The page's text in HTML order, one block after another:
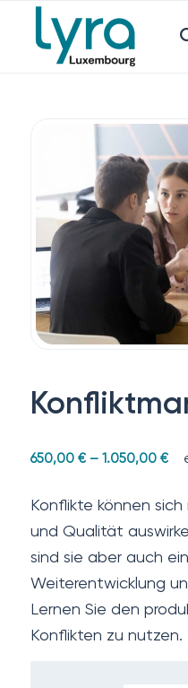
650,00 €– 1.050,00 €
Konflikte können
und Qualität
sind sie aber auch
Weiterentwicklung
Lernen Sie den
Konflikten zu nutzen.